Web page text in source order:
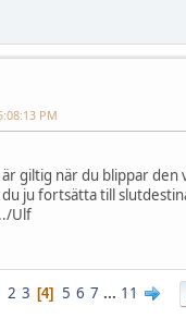
PM
giltig när du blippar den
ju fortsätta till
Ulf
2 3 4 5 6 7 ... 11